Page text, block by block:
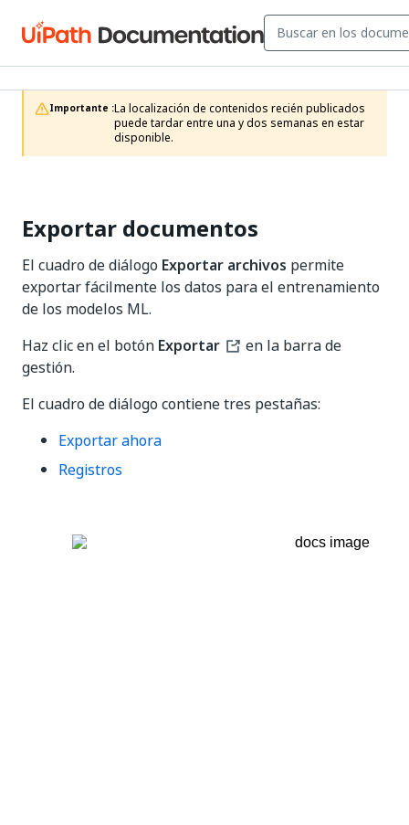
Importante :La localización de contenidos recién publicados
puede tardar entre una y dos semanas en estar
disponible.
Exportar documentos
El cuadro de diálogo Exportar archivos permite
exportar fácilmente los datos para el entrenamiento
de los modelos ML.
Haz clic en el botón Exportar
en la barra de
gestión.
El cuadro de diálogo contiene tres pestañas:
Exportar ahora
Registros